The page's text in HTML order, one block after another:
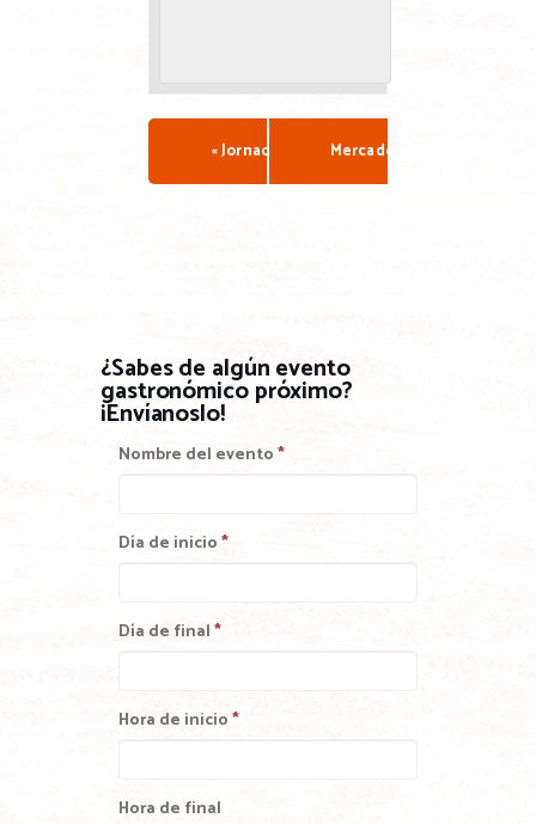
«Jornadas gastronómicas del pote y pitu
Mercado ecológico y
¿Sabes de algún evento
gastronómico próximo?
¡Envíanoslo!
Nombre del evento*
Día de inicio*
Día de final*
Hora de inicio*
Hora de final